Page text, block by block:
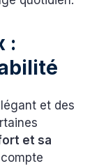
:
et des
et sa